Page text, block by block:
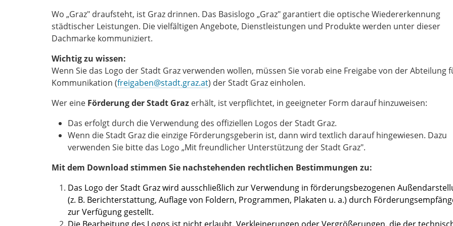
Wo „Graz" draufsteht, ist Graz drinnen. Das Basislogo „Graz" garantiert die optische Wiedererkennung
städtischer Leistungen. Die vielfältigen Angebote, Dienstleistungen und Produkte werden unter dieser
Dachmarke kommuniziert.
Wichtig zu wissen:
Wenn Sie das Logo der Stadt Graz verwenden wollen, müssen Sie vorab eine Freigabe von der Abteilung
Kommunikation (freigaben@stadt.graz.at) der Stadt Graz einholen.
Wer eine Förderung der Stadt Graz erhält, ist verpflichtet, in geeigneter Form darauf hinzuweisen:
Das erfolgt durch die Verwendung des offiziellen Logos der Stadt Graz.
Wenn die Stadt Graz die einzige Förderungsgeberin ist, dann wird textlich darauf hingewiesen. Dazu
verwenden Sie bitte das Logo „Mit freundlicher Unterstützung der Stadt Graz".
Mit dem Download stimmen Sie nachstehenden rechtlichen Bestimmungen zu:
Das Logo der Stadt Graz wird ausschließlich zur Verwendung in förderungsbezogenen
(z. B. Berichterstattung, Auflage von Foldern, Programmen, Plakaten u. a.) durch
zur Verfügung gestellt.
Die Bearbeitung des Logos ist nicht erlaubt. Verkleinerungen oder Vergrößerungen, die der